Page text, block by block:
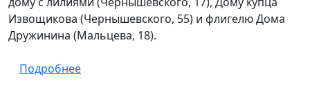
Извощикова (Чернышевского, 55) и флигелю Дома
Дружинина (Мальцева, 18).
Подробнее